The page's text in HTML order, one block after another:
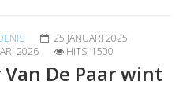
25 JANUARI 2025
2026 HITS: 1500
De Paar wint